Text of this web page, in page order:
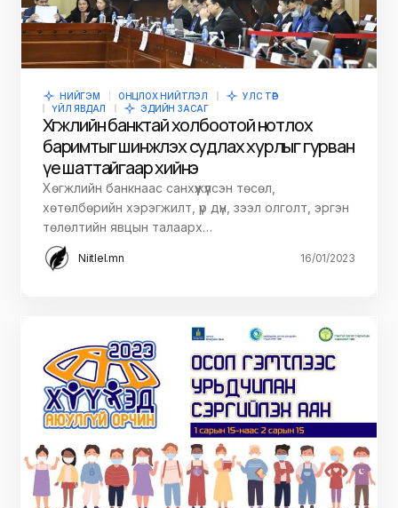
НИЙГЭМ ОНЦЛОХ НИЙТЛЭЛ
УЛС ТӨР
ҮЙЛ ЯВДАЛ
ЭДИЙН ЗАСАГ
Хөгжлийн банктай холбоотой нотлох
баримтыг шинжлэх судлах хурлыг гурван
үе шаттайгаар хийнэ
Хөгжлийн банкнаас санхүүжүүлсэн төсөл,
хөтөлбөрийн хэрэгжилт, үр дүн, зээл олголт, эргэн
төлөлтийн явцын талаарх…
Niitlel.mn 16/01/2023